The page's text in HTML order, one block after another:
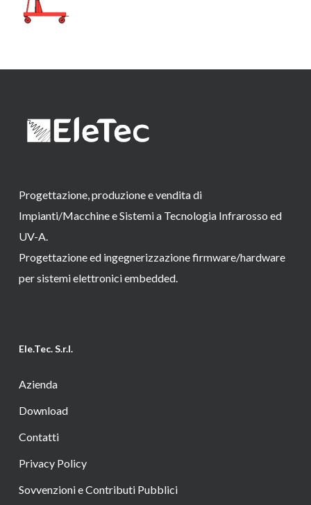
Progettazione, produzione e vendita di
Impianti/Macchine e Sistemi a Tecnologia Infrarosso ed
UV-A.
Progettazione ed ingegnerizzazione firmware/hardware
per sistemi elettronici embedded.
Ele.Tec. S.r.l.
Azienda
Download
Contatti
Privacy Policy
Sovvenzioni e Contributi Pubblici